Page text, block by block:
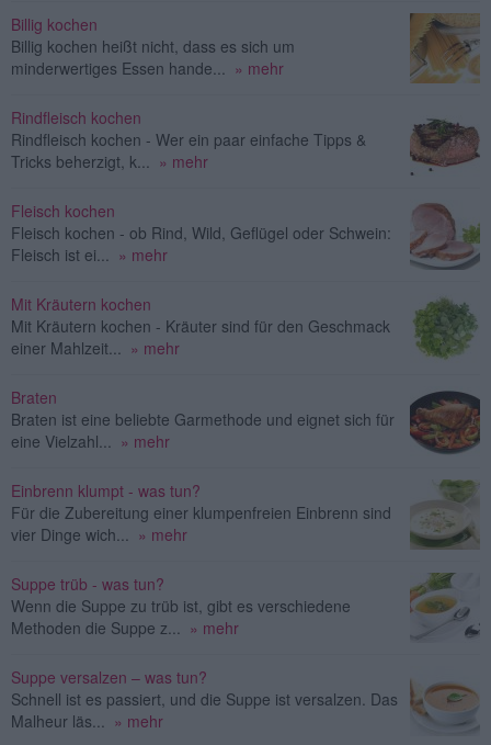
Billig kochen
Billig kochen heißt nicht, dass es sich um
minderwertiges Essen hande...
» mehr
Rindfleisch kochen
Rindfleisch kochen - Wer ein paar einfache Tipps &
Tricks beherzigt, k...
» mehr
Fleisch kochen
Fleisch kochen - ob Rind, Wild, Geflügel oder Schwein:
Fleisch ist ei...
» mehr
Mit Kräutern kochen
Mit Kräutern kochen - Kräuter sind für den Geschmack
einer Mahlzeit...
» mehr
Braten
Braten ist eine beliebte Garmethode und eignet sich für
eine Vielzahl...
» mehr
Einbrenn klumpt - was tun?
Für die Zubereitung einer klumpenfreien Einbrenn sind
vier Dinge wich...
» mehr
Suppe trüb - was tun?
Wenn die Suppe zu trüb ist, gibt es verschiedene
Methoden die Suppe z...
» mehr
Suppe versalzen – was tun?
Schnell ist es passiert, und die Suppe ist versalzen. Das
Malheur läs...
» mehr